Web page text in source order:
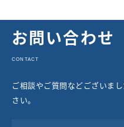
お問い合わせ
CONTACT
ご相談やご質問などございま
さい。